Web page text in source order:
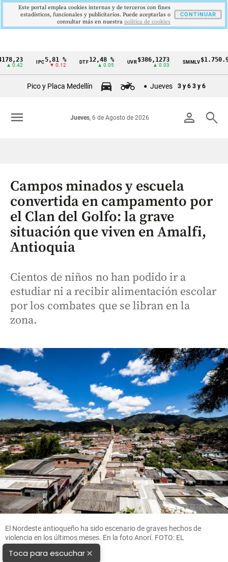
Cintillo
Colombia
IPC 5,81 %
▼ 0.12
DTF 12,48 %
▲ 0.05
UVR $386,1273
▲ 0.03
SMMLV $1.750.905
Pico y Placa Medellín Jueves 3 y 6 3 y 6
person search
Jueves, 6 de Agosto de 2026
menu
Campos minados y escuela
convertida en campamento por
el Clan del Golfo: la grave
situación que viven en Amalfi,
Antioquia
Cientos de niños no han podido ir a
estudiar ni a recibir alimentación escolar
por los combates que se libran en la
zona.
El Nordeste antioqueño ha sido escenario de graves hechos de
violencia en los últimos meses. En la foto Anorí. FOTO: EL
COLOMBIANO
Toca para escuchar×
Este portal emplea cookies internas y de terceros con fines
estadísticos, funcionales y publicitarios. Puede aceptarlas o
consultar más en nuestra politica de cookies
CONTINUAR